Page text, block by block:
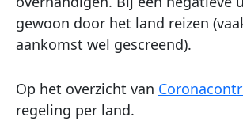
gewoon door het land reizen
aankomst wel gescreend).
Op het overzicht van
regeling per land.